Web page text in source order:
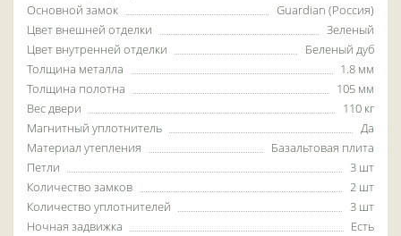
Основной замок
Guardian (Россия)
Цвет внешней отделки
Зеленый
Цвет внутренней отделки
Беленый дуб
Толщина металла
1.8 мм
Толщина полотна
105 мм
Вес двери
110 кг
Магнитный уплотнитель
Да
Материал утепления
Базальтовая плита
Петли
3 шт
Количество замков
2 шт
Количество уплотнителей
3 шт
Ночная задвижка
Есть